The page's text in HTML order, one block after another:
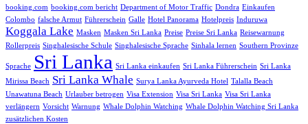
booking.com booking.com bericht Department of Motor Traffic Dondra Einkaufen
Colombo falsche Armut Führerschein Galle Hotel Panorama Hotelpreis Induruwa
Koggala Lake Masken Masken Sri Lanka Preise Preise Sri Lanka Reisewarnung
Rollerpreis Singhalesische Schule Singhalesische Sprache Sinhala lernen Southern Provinze
Sprache Sri Lanka Sri Lanka einkaufen Sri Lanka Führerschein Sri Lanka
Mirissa Beach Sri Lanka Whale Surya Lanka Ayurveda Hotel Talalla Beach
Unawatuna Beach Urlauber betrogen Visa Extension Visa Sri Lanka Visa Sri Lanka
verlängern Vorsicht Warnung Whale Dolphin Watching Whale Dolphin Watching Sri Lanka
zusätzlichen Kosten